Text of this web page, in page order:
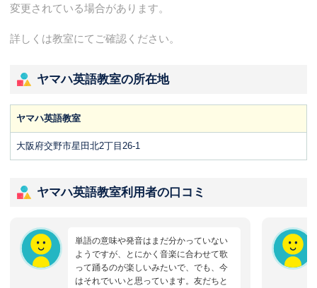
変更されている場合があります。
詳しくは教室にてご確認ください。
ヤマハ英語教室の所在地
ヤマハ英語教室
大阪府交野市星田北2丁目26-1
ヤマハ英語教室利用者の口コミ
単語の意味や発音はまだ分かっていない
ようですが、とにかく音楽に合わせて歌
って踊るのが楽しいみたいで、でも、今
はそれでいいと思っています。友だちと